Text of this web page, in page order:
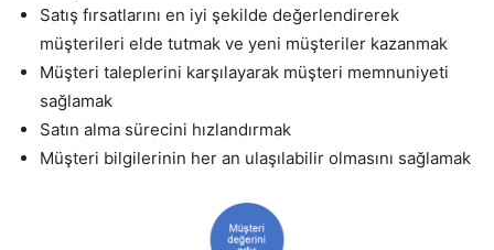
Satış fırsatlarını en iyi şekilde değerlendirerek
müşterileri elde tutmak ve yeni müşteriler kazanmak
Müşteri taleplerini karşılayarak müşteri memnuniyeti
sağlamak
Satın alma sürecini hızlandırmak
Müşteri bilgilerinin her an ulaşılabilir olmasını sağlamak